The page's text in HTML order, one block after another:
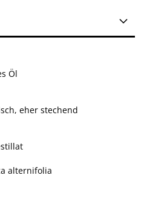
Öl
eher stechend
alternifolia